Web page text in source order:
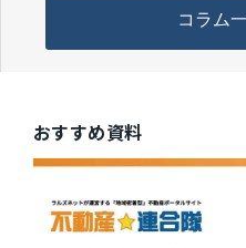
コラム
おすすめ資料